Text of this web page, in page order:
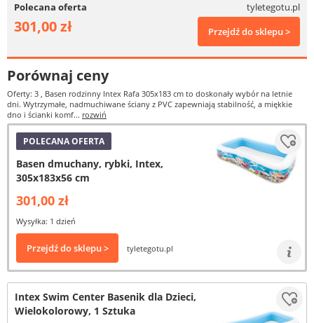
Polecana oferta tyletegotu.pl
301,00 zł Przejdź do sklepu >
Porównaj ceny
Oferty: 3 , Basen rodzinny Intex Rafa 305x183 cm to doskonały wybór na letnie
dni. Wytrzymałe, nadmuchiwane ściany z PVC zapewniają stabilność, a miękkie
dno i ścianki komf... rozwiń
POLECANA OFERTA
Basen dmuchany, rybki, Intex,
305x183x56 cm
301,00 zł
Wysyłka: 1 dzień
Przejdź do sklepu > tyletegotu.pl
Intex Swim Center Basenik dla Dzieci,
Wielokolorowy, 1 Sztuka